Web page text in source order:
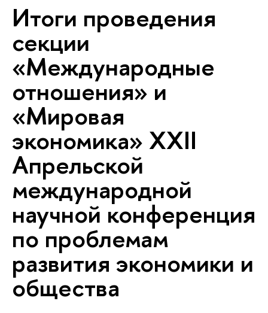
Итоги проведения
секции
«Международные
отношения» и
«Мировая
экономика» XXII
Апрельской
международной
научной конференция
по проблемам
развития экономики и
общества